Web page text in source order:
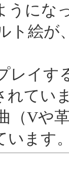
うにな
絵が
イす
れてい
Vや革
います